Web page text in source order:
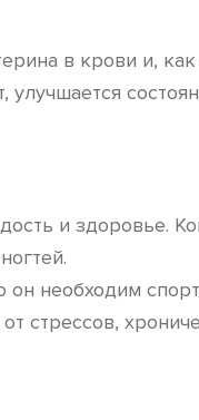
в крови и,
и здоровье.
он необходим
стрессов,